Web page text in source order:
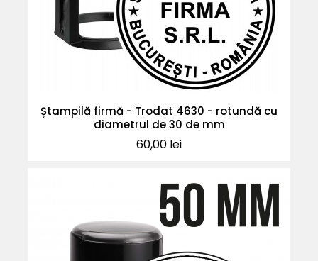
Ștampilă firmă - Trodat 4630 - rotundă cu
diametrul de 30 de mm
Pret
60,00 lei